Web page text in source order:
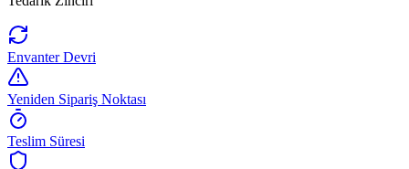
Envanter Devri
Yeniden Sipariş Noktası
Teslim Süresi